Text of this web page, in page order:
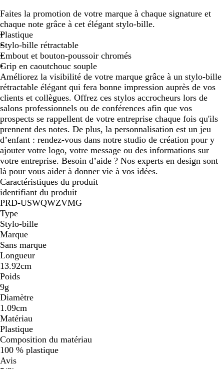
i
r
e
u
a
n
g
e
s
e
o
l
e
t
r
t
c
i
t
r
o
n
Faites la promotion de votre marque à chaque signature et
chaque note grâce à cet élégant stylo-bille.
Plastique
Stylo-bille rétractable
Embout et bouton-poussoir chromés
Grip en caoutchouc souple
Améliorez la visibilité de votre marque grâce à un stylo-bille
rétractable élégant qui fera bonne impression auprès de vos
clients et collègues. Offrez ces stylos accrocheurs lors de
salons professionnels ou de conférences afin que vos
prospects se rappellent de votre entreprise chaque fois qu'ils
prennent des notes. De plus, la personnalisation est un jeu
d’enfant : rendez-vous dans notre studio de création pour y
ajouter votre logo, votre message ou des informations sur
votre entreprise. Besoin d’aide ? Nos experts en design sont
là pour vous aider à donner vie à vos idées.
Caractéristiques du produit
identifiant du produit
PRD-USWQWZVMG
Type
Stylo-bille
Marque
Sans marque
Longueur
13.92cm
Poids
9g
Diamètre
1.09cm
Matériau
Plastique
Composition du matériau
100 % plastique
Avis